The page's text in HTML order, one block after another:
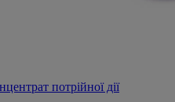
потрійної дії